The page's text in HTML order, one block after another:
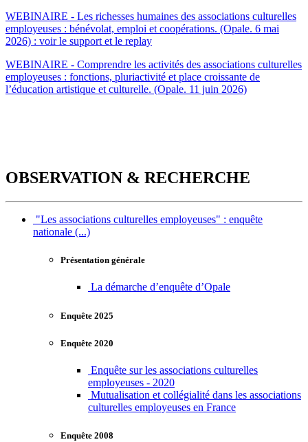
WEBINAIRE - Les richesses humaines des associations culturelles
employeuses : bénévolat, emploi et coopérations. (Opale. 6 mai
2026) : voir le support et le replay
WEBINAIRE - Comprendre les activités des associations culturelles
employeuses : fonctions, pluriactivité et place croissante de
l’éducation artistique et culturelle. (Opale. 11 juin 2026)
OBSERVATION & RECHERCHE
"Les associations culturelles employeuses" : enquête
nationale (...)
Présentation générale
La démarche d’enquête d’Opale
Enquête 2025
Enquête 2020
Enquête sur les associations culturelles
employeuses - 2020
Mutualisation et collégialité dans les associations
culturelles employeuses en France
Enquête 2008